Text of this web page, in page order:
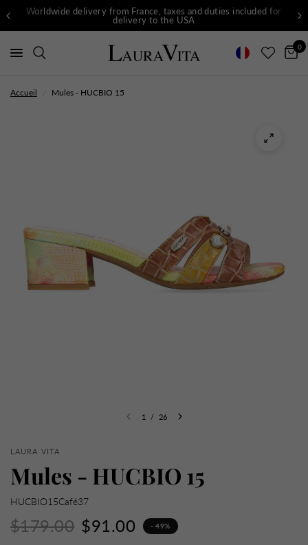
Worldwide delivery from France, taxes and duties included for
delivery to the USA
0
Accueil Mules - HUCBIO 15
1 / 26
LAURA VITA
Mules - HUCBIO 15
HUCBIO15Café37
$179.00 $91.00 - 49%